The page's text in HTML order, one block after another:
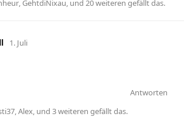
, GehtdiNixau, und 20weiteren gefällt das.
1. Juli
Antworten
,Alex, und 3weiteren gefällt das.